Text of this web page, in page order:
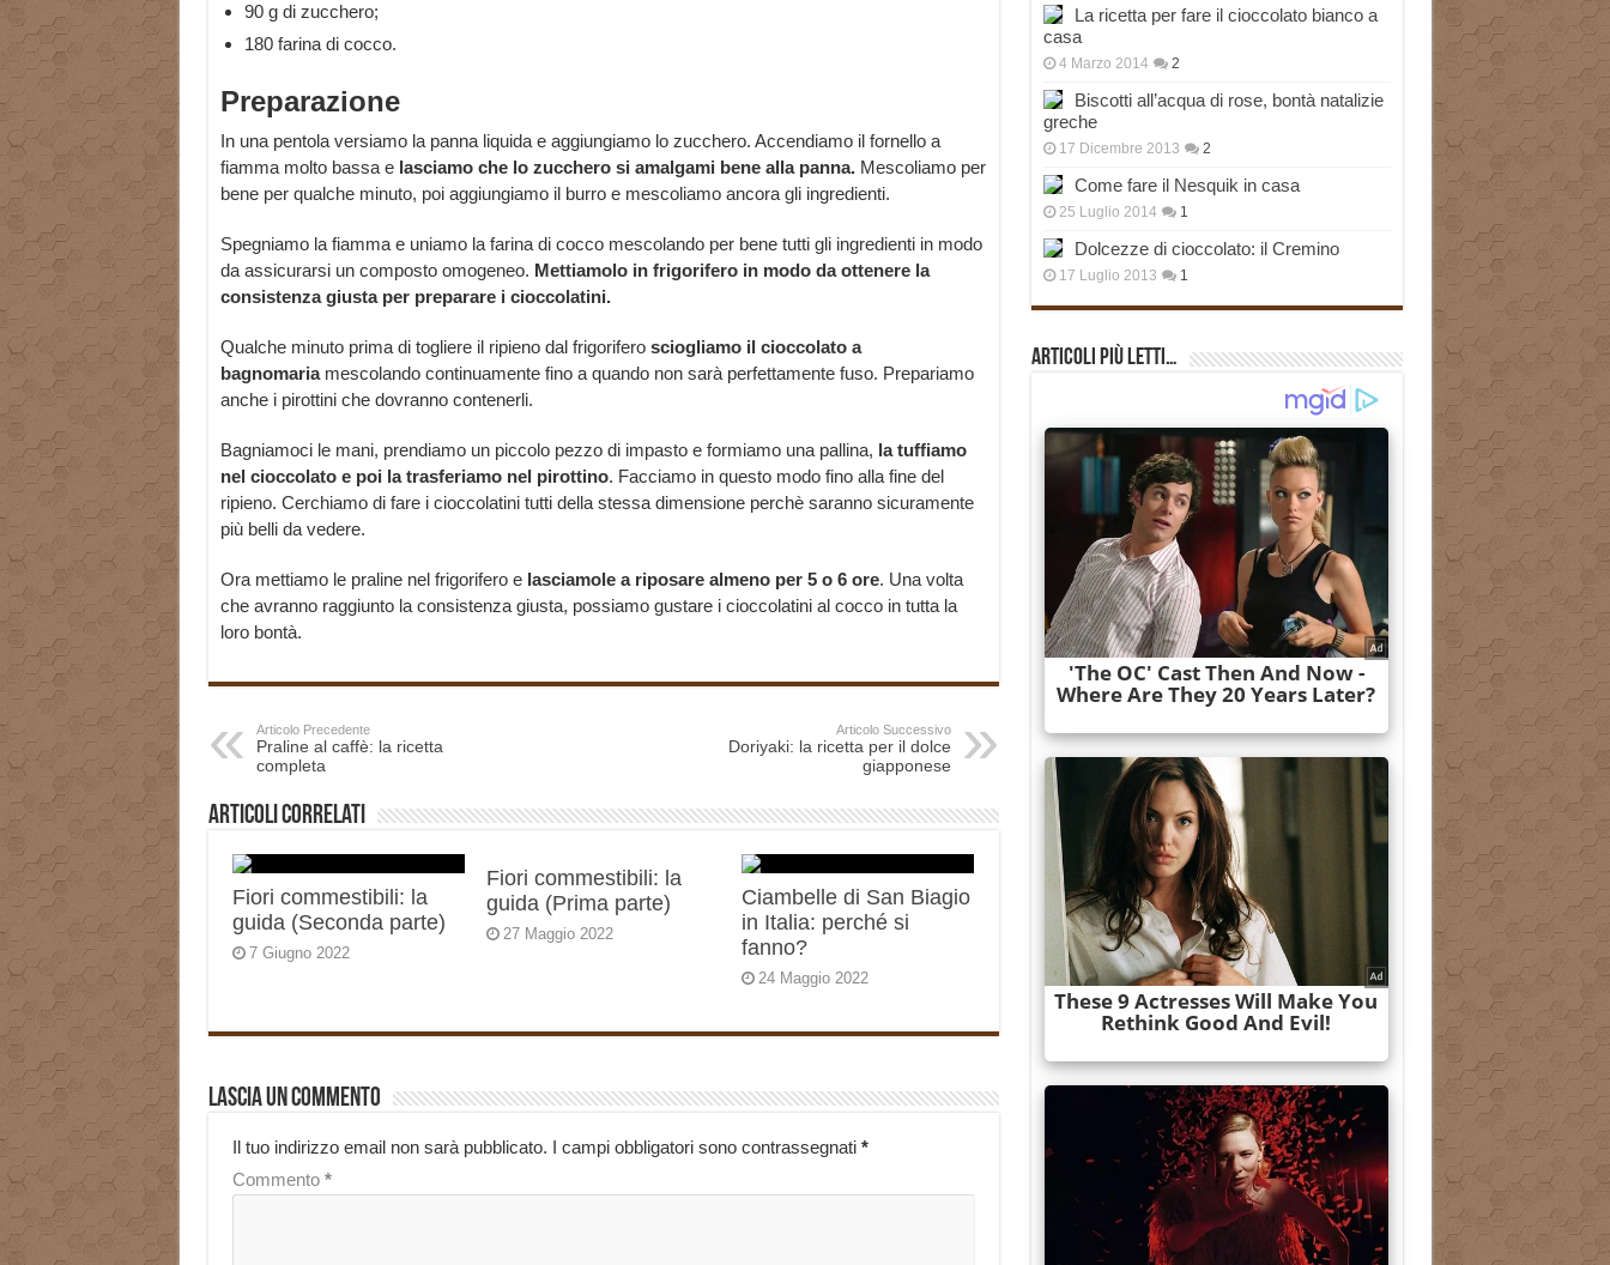
90 g di zucchero;
180 farina di cocco.
Preparazione
In una pentola versiamo la panna liquida e aggiungiamo lo zucchero. Accendiamo il fornello a
fiamma molto bassa e lasciamo che lo zucchero si amalgami bene alla panna.Mescoliamo per
bene per qualche minuto, poi aggiungiamo il burro e mescoliamo ancora gli ingredienti.
Spegniamo la fiamma e uniamo la farina di cocco mescolando per bene tutti gli ingredienti in modo
da assicurarsi un composto omogeneo. Mettiamolo in frigorifero in modo da ottenere la
consistenza giusta per preparare i cioccolatini.
Qualche minuto prima di togliere il ripieno dal frigorifero sciogliamo il cioccolato a
bagnomariamescolando continuamente fino a quando non sarà perfettamente fuso. Prepariamo
anche i pirottini che dovranno contenerli.
Bagniamoci le mani, prendiamo un piccolo pezzo di impasto e formiamo una pallina, la tuffiamo
nel cioccolato e poi la trasferiamo nel pirottino. Facciamo in questo modo fino alla fine del
ripieno. Cerchiamo di fare i cioccolatini tutti della stessa dimensione perchè saranno sicuramente
più belli da vedere.
Ora mettiamo le praline nel frigorifero e lasciamole a riposare almeno per 5 o 6 ore. Una volta
che avranno raggiunto la consistenza giusta, possiamo gustare i cioccolatini al cocco in tutta la
loro bontà.
Articolo Precedente
Praline al caffè: la ricetta
completa
Articolo Successivo
Doriyaki: la ricetta per il dolce
giapponese
Articoli correlati
Fiori commestibili: la
guida (Seconda parte)
7 Giugno 2022
Fiori commestibili: la
guida (Prima parte)
27 Maggio 2022
Ciambelle di San Biagio
in Italia: perché si
fanno?
24 Maggio 2022
Lascia un commento
Il tuo indirizzo email non sarà pubblicato. I campi obbligatori sono contrassegnati *
Commento *
La ricetta per fare il cioccolato bianco a
casa
4 Marzo 2014 2
Biscotti all’acqua di rose, bontà natalizie
greche
17 Dicembre 2013 2
Come fare il Nesquik in casa
25 Luglio 2014 1
Dolcezze di cioccolato: il Cremino
17 Luglio 2013 1
Articoli più Letti…